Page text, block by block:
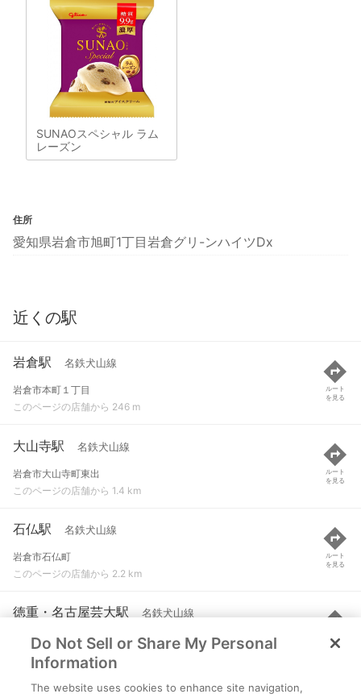
SUNAOスペシャル ラム
レーズン
住所
愛知県岩倉市旭町1丁目岩倉グリ-ンハイツDx
近くの駅
岩倉駅 名鉄犬山線
岩倉市本町１丁目
このページの店舗から 246 m
ルート
を見る
大山寺駅 名鉄犬山線
岩倉市大山寺町東出
このページの店舗から 1.4 km
ルート
を見る
石仏駅 名鉄犬山線
岩倉市石仏町
このページの店舗から 2.2 km
ルート
を見る
徳重・名古屋芸大駅 名鉄犬山線
北名古屋市徳重大畑
このページの店舗から 2.2 km
ルート
を見る
Do Not Sell or Share My Personal
Information
The website uses cookies to enhance site navigation,